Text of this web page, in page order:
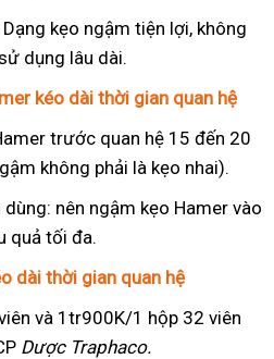
Dạng kẹo ngậm tiện lợi, không
dụng lâu dài.
kéo dài thời gian quan hệ
trước quan hệ 15 đến 20
không phải là kẹo nhai).
dùng: nên ngậm kẹo Hamer vào
quả tối đa.
dài thời gian quan hệ
và 1tr900K/1 hộp 32 viên
Dược Traphaco.